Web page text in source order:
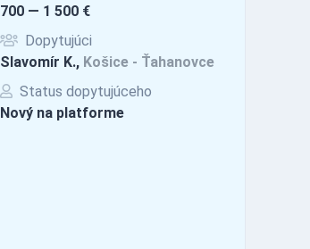
700 — 1 500 €
Dopytujúci
Slavomír K., Košice - Ťahanovce
Status dopytujúceho
Nový na platforme